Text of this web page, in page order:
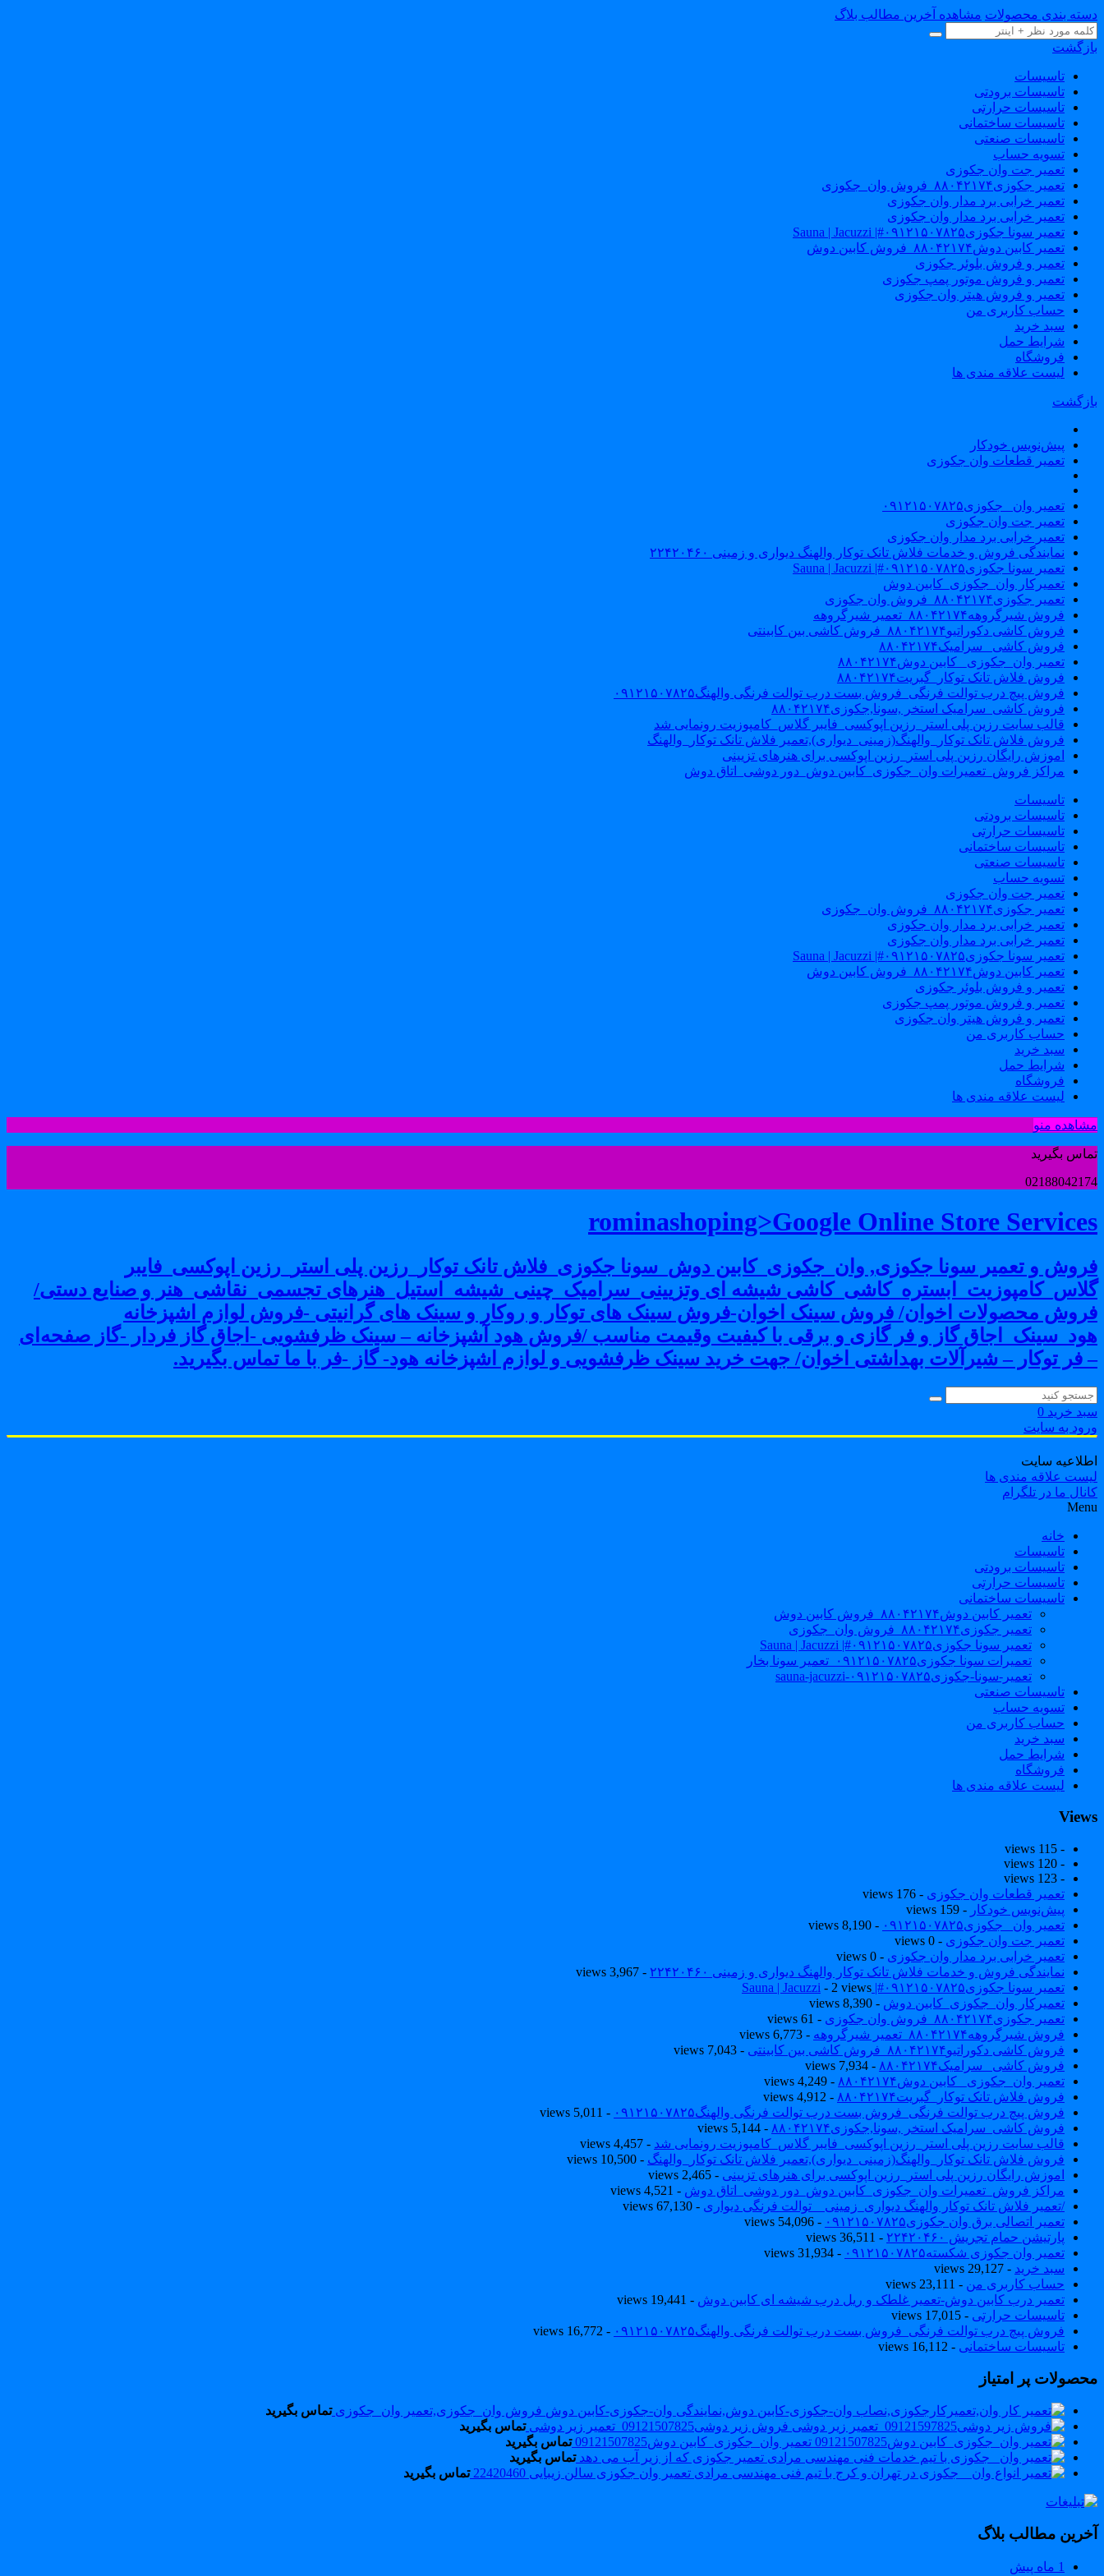
دسته بندی محصولات مشاهده آخرین مطالب بلاگ
بازگشت
تاسیسات
تاسیسات برودتی
تاسیسات حرارتی
تاسیسات ساختمانی
تاسیسات صنعتی
تسویه حساب
تعمیر جت وان جکوزی
تعمیر جکوزی۸۸۰۴۲۱۷۴_فروش وان_جکوزی
تعمیر خرابی برد مدار وان جکوزی
تعمیر خرابی برد مدار وان جکوزی
تعمیر سونا جکوزی۰۹۱۲۱۵۰۷۸۲۵#| Sauna | Jacuzzi
تعمیر کابین دوش۸۸۰۴۲۱۷۴_فروش کابین دوش
تعمیر و فروش بلوئر جکوزی
تعمیر و فروش موتور پمپ جکوزی
تعمیر و فروش هیتر وان جکوزی
حساب کاربری من
سبد خرید
شرایط حمل
فروشگاه
لیست علاقه مندی ها
بازگشت
پیش‌نویس خودکار
تعمیر قطعات وان جکوزی
تعمیر وان _جکوزی۰۹۱۲۱۵۰۷۸۲۵
تعمیر جت وان جکوزی
تعمیر خرابی برد مدار وان جکوزی
نمایندگی فروش و خدمات فلاش تانک توکار والهنگ دیواری و زمینی ۲۲۴۲۰۴۶۰
تعمیر سونا جکوزی۰۹۱۲۱۵۰۷۸۲۵#| Sauna | Jacuzzi
تعمیرکار وان_جکوزی_کابین دوش
تعمیر جکوزی۸۸۰۴۲۱۷۴_فروش وان جکوزی
فروش شیرگروهه۸۸۰۴۲۱۷۴_تعمیر شیرگروهه
فروش کاشی دکوراتیو۸۸۰۴۲۱۷۴_فروش کاشی بین کابینتی
فروش کاشی _سرامیک۸۸۰۴۲۱۷۴
تعمیر وان_جکوزی_ کابین دوش۸۸۰۴۲۱۷۴
فروش فلاش تانک توکار_گبریت۸۸۰۴۲۱۷۴
فروش پیچ درب توالت فرنگی_فروش بست درب توالت فرنگی والهنگ۰۹۱۲۱۵۰۷۸۲۵
فروش کاشی_سرامیک استخر ,سونا,جکوزی۸۸۰۴۲۱۷۴
قالب سایت رزین پلی استر_رزین اپوکسی_فایبر گلاس_کامپوزیت رونمایی شد
فروش فلاش تانک توکار_والهنگ(زمینی_دیواری),تعمیر فلاش تانک توکار_والهنگ
اموزش رایگان رزین پلی استر_رزین اپوکسی برای هنرهای تزیینی
مراکز فروش_تعمیرات وان_جکوزی_کابین دوش_دور دوشی_اتاق دوش
تاسیسات
تاسیسات برودتی
تاسیسات حرارتی
تاسیسات ساختمانی
تاسیسات صنعتی
تسویه حساب
تعمیر جت وان جکوزی
تعمیر جکوزی۸۸۰۴۲۱۷۴_فروش وان_جکوزی
تعمیر خرابی برد مدار وان جکوزی
تعمیر خرابی برد مدار وان جکوزی
تعمیر سونا جکوزی۰۹۱۲۱۵۰۷۸۲۵#| Sauna | Jacuzzi
تعمیر کابین دوش۸۸۰۴۲۱۷۴_فروش کابین دوش
تعمیر و فروش بلوئر جکوزی
تعمیر و فروش موتور پمپ جکوزی
تعمیر و فروش هیتر وان جکوزی
حساب کاربری من
سبد خرید
شرایط حمل
فروشگاه
لیست علاقه مندی ها
مشاهده منو
تماس بگیرید
02188042174
rominashoping>Google Online Store Services
فروش و تعمیر سونا جکوزی, وان_جکوزی_کابین دوش_سونا جکوزی_فلاش تانک توکار_رزین پلی استر_رزین اپوکسی_فایبر
گلاس_کامپوزیت_ابستره_کاشی_کاشی شیشه ای وتزیینی_سرامیک_چینی_شیشه_استیل_هنرهای تجسمی_نقاشی_هنر و صنایع دستی/
فروش محصولات اخوان/ فروش سینک اخوان-فروش سینک های توکار و روکار و سینک های گرانیتی -فروش لوازم اشپزخانه
هود_سینک_اجاق گاز و فر گازی و برقی با کیفیت وقیمت مناسب /فروش هود آشپزخانه – سینک ظرفشویی -اجاق گاز فردار -گاز صفحه‌ای
– فر توکار – شیرآلات بهداشتی اخوان/ جهت خرید سینک ظرفشویی و لوازم اشپزخانه هود- گاز -فر با ما تماس بگیرید.
سبد خرید 0
ورود به سایت
اطلاعیه سایت
لیست علاقه مندی ها
کانال ما در تلگرام
Menu
خانه
تاسیسات
تاسیسات برودتی
تاسیسات حرارتی
تاسیسات ساختمانی
تعمیر کابین دوش۸۸۰۴۲۱۷۴_فروش کابین دوش
تعمیر جکوزی۸۸۰۴۲۱۷۴_فروش وان_جکوزی
تعمیر سونا جکوزی۰۹۱۲۱۵۰۷۸۲۵#| Sauna | Jacuzzi
تعمیرات سونا جکوزی۰۹۱۲۱۵۰۷۸۲۵_تعمیر سونا بخار
تعمیر-سونا-جکوزی۰۹۱۲۱۵۰۷۸۲۵-sauna-jacuzzi
تاسیسات صنعتی
تسویه حساب
حساب کاربری من
سبد خرید
شرایط حمل
فروشگاه
لیست علاقه مندی ها
Views
- 115 views
- 120 views
- 123 views
تعمیر قطعات وان جکوزی - 176 views
پیش‌نویس خودکار - 159 views
تعمیر وان _جکوزی۰۹۱۲۱۵۰۷۸۲۵
- 8,190 views
تعمیر جت وان جکوزی - 0 views
تعمیر خرابی برد مدار وان جکوزی - 0 views
نمایندگی فروش و خدمات فلاش تانک توکار والهنگ دیواری و زمینی ۲۲۴۲۰۴۶۰
- 3,967 views
تعمیر سونا جکوزی۰۹۱۲۱۵۰۷۸۲۵#| Sauna | Jacuzzi
- 2 views
تعمیرکار وان_جکوزی_کابین دوش - 8,390 views
تعمیر جکوزی۸۸۰۴۲۱۷۴_فروش وان جکوزی
- 61 views
فروش شیرگروهه۸۸۰۴۲۱۷۴_تعمیر شیرگروهه
- 6,773 views
فروش کاشی دکوراتیو۸۸۰۴۲۱۷۴_فروش کاشی بین کابینتی
- 7,043 views
فروش کاشی _سرامیک۸۸۰۴۲۱۷۴
- 7,934 views
تعمیر وان_جکوزی_ کابین دوش۸۸۰۴۲۱۷۴
- 4,249 views
فروش فلاش تانک توکار_گبریت۸۸۰۴۲۱۷۴
- 4,912 views
فروش پیچ درب توالت فرنگی_فروش بست درب توالت فرنگی والهنگ۰۹۱۲۱۵۰۷۸۲۵
- 5,011 views
فروش کاشی_سرامیک استخر ,سونا,جکوزی۸۸۰۴۲۱۷۴
- 5,144 views
قالب سایت رزین پلی استر_رزین اپوکسی_فایبر گلاس_کامپوزیت رونمایی شد - 4,457 views
فروش فلاش تانک توکار_والهنگ(زمینی_دیواری),تعمیر فلاش تانک توکار_والهنگ - 10,500 views
اموزش رایگان رزین پلی استر_رزین اپوکسی برای هنرهای تزیینی - 2,465 views
مراکز فروش_تعمیرات وان_جکوزی_کابین دوش_دور دوشی_اتاق دوش - 4,521 views
/تعمیر فلاش تانک توکار والهنگ دیواری_زمینی _ توالت فرنگی دیواری - 67,130 views
تعمیر اتصالی برق وان جکوزی۰۹۱۲۱۵۰۷۸۲۵
- 54,096 views
پارتیشن حمام تجریش ۲۲۴۲۰۴۶۰
- 36,511 views
تعمیر وان جکوزی شکسته۰۹۱۲۱۵۰۷۸۲۵
- 31,934 views
سبد خرید - 29,127 views
حساب کاربری من - 23,111 views
تعمیر درب کابین دوش-تعمیر غلطک و ریل درب شیشه ای کابین دوش - 19,441 views
تاسیسات حرارتی - 17,015 views
فروش پیچ درب توالت فرنگی_فروش بست درب توالت فرنگی والهنگ۰۹۱۲۱۵۰۷۸۲۵
- 16,772 views
تاسیسات ساختمانی - 16,112 views
محصولات پر امتیاز
فروش وان_جکوزی,تعمیر وان_جکوزی تماس بگیرید
فروش زیر دوشی09121507825_تعمیر زیر دوشی
تماس بگیرید
تعمیر وان_جکوزی_کابین دوش09121507825
تماس بگیرید
تعمیر جکوزی که از زیر آب می دهد تماس بگیرید
تعمیر وان جکوزی سالن زیبایی 22420460
تماس بگیرید
آخرین مطالب بلاگ
1 ماه پیش